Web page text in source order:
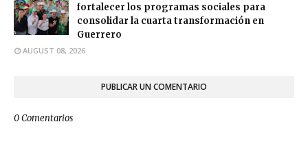
fortalecer los programas sociales para
consolidar la cuarta transformación en
Guerrero
AUGUST 08, 2026
PUBLICAR UN COMENTARIO
0 Comentarios